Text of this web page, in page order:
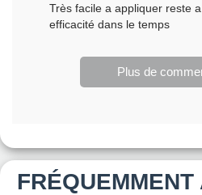
Très facile a appliquer reste
efficacité dans le temps
Plus de
FRÉQUEMMENT